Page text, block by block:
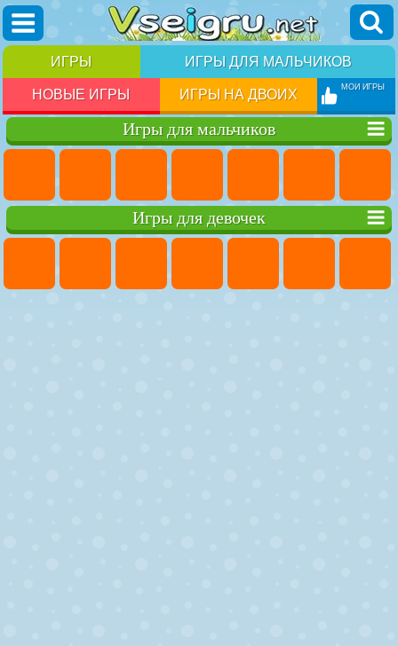
ИГРЫ ИГРЫ ДЛЯ МАЛЬЧИКОВ
НОВЫЕ ИГРЫ ИГРЫ НА ДВОИХ МОИ ИГРЫ
Игры для мальчиков
Игры для девочек